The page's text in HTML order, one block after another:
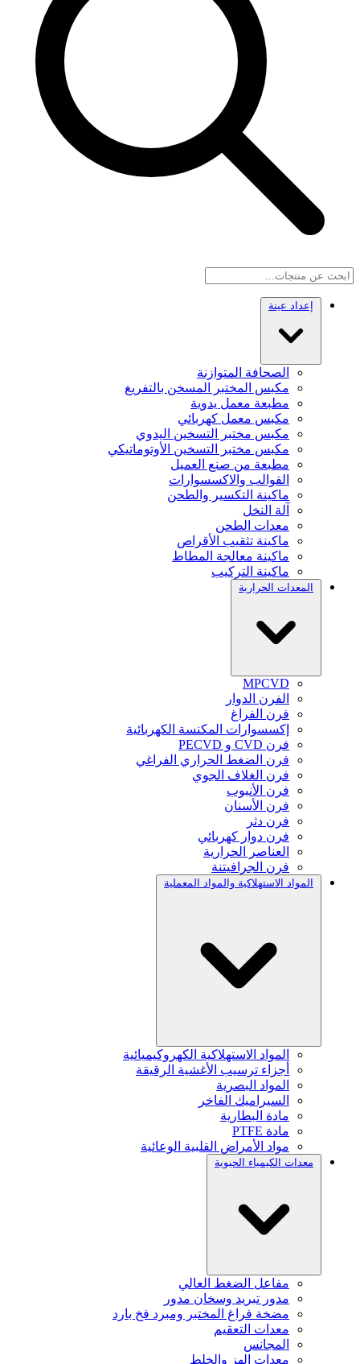
إعداد عينة
الصحافة المتوازنة
مكبس المختبر المسخن بالتفريغ
مطبعة معمل يدوية
مكبس معمل كهربائي
مكبس مختبر التسخين اليدوي
مكبس مختبر التسخين الأوتوماتيكي
مطبعة من صنع العميل
القوالب والاكسسوارات
ماكينة التكسير والطحن
آلة النخل
معدات الطحن
ماكينة تثقيب الأقراص
ماكينة معالجة المطاط
ماكينة التركيب
المعدات الحرارية
MPCVD
الفرن الدوار
فرن الفراغ
إكسسوارات المكنسة الكهربائية
فرن CVD و PECVD
فرن الضغط الحراري الفراغي
فرن الغلاف الجوي
فرن الأنبوب
فرن الأسنان
فرن دثر
فرن دوار كهربائي
العناصر الحرارية
فرن الجرافيتنة
المواد الاستهلاكية والمواد المعملية
المواد الاستهلاكية الكهروكيميائية
أجزاء ترسيب الأغشية الرقيقة
المواد البصرية
السيراميك الفاخر
مادة البطارية
مادة PTFE
مواد الأمراض القلبية الوعائية
معدات الكيمياء الحيوية
مفاعل الضغط العالي
مدور تبريد وسخان مدور
مضخة فراغ المختبر ومبرد فخ بارد
معدات التعقيم
المجانس
معدات الهز والخلط